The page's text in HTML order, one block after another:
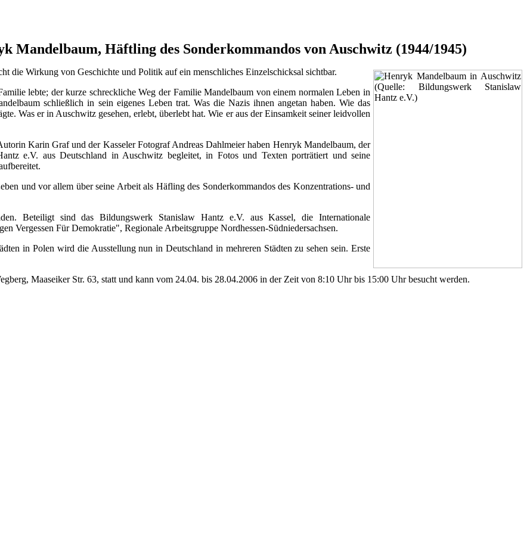
Mandelbaum, Häftling des Sonderkommandos von Auschwitz (1944/1945)
die Wirkung von Geschichte und Politik auf ein menschliches Einzelschicksal sichtbar.
lebte; der kurze schreckliche Weg der Familie Mandelbaum von einem normalen Leben in
schließlich in sein eigenes Leben trat. Was die Nazis ihnen angetan haben. Wie das
Was er in Auschwitz gesehen, erlebt, überlebt hat. Wie er aus der Einsamkeit seiner leidvollen
Karin Graf und der Kasseler Fotograf Andreas Dahlmeier haben Henryk Mandelbaum, der
e.V. aus Deutschland in Auschwitz begleitet, in Fotos und Texten porträtiert und seine
und vor allem über seine Arbeit als Häfling des Sonderkommandos des Konzentrations- und
Beteiligt sind das Bildungswerk Stanislaw Hantz e.V. aus Kassel, die Internationale
Vergessen Für Demokratie", Regionale Arbeitsgruppe Nordhessen-Südniedersachsen.
in Polen wird die Ausstellung nun in Deutschland in mehreren Städten zu sehen sein. Erste
Maaseiker Str. 63, statt und kann vom 24.04. bis 28.04.2006 in der Zeit von 8:10 Uhr bis 15:00 Uhr besucht werden.